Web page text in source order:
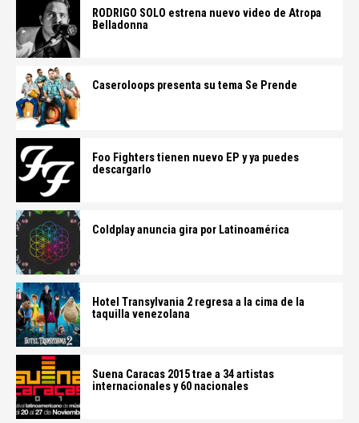
RODRIGO SOLO estrena nuevo video de Atropa
Belladonna
Caseroloops presenta su tema Se Prende
Foo Fighters tienen nuevo EP y ya puedes
descargarlo
Coldplay anuncia gira por Latinoamérica
Hotel Transylvania 2 regresa a la cima de la
taquilla venezolana
Suena Caracas 2015 trae a 34 artistas
internacionales y 60 nacionales